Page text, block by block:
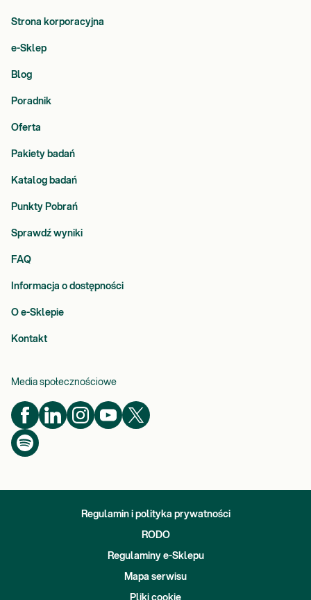
Strona korporacyjna
e-Sklep
Blog
Poradnik
Oferta
Pakiety badań
Katalog badań
Punkty Pobrań
Sprawdź wyniki
FAQ
Informacja o dostępności
O e-Sklepie
Kontakt
Media społecznościowe
Regulamin i polityka prywatności
RODO
Regulaminy e-Sklepu
Mapa serwisu